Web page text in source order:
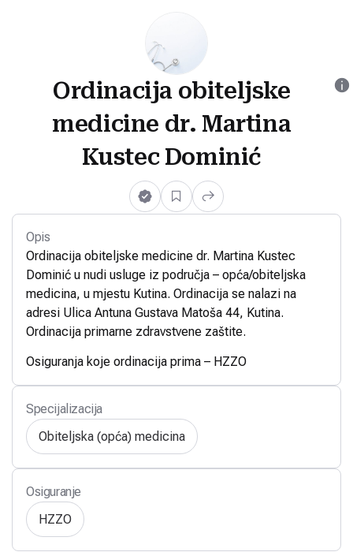
Ordinacija obiteljske
medicine dr. Martina
Kustec Dominić
Opis
Ordinacija obiteljske medicine dr. Martina Kustec
Dominić u nudi usluge iz područja – opća/obiteljska
medicina, u mjestu Kutina. Ordinacija se nalazi na
adresi Ulica Antuna Gustava Matoša 44, Kutina.
Ordinacija primarne zdravstvene zaštite.
Osiguranja koje ordinacija prima – HZZO
Specijalizacija
Obiteljska (opća) medicina
Osiguranje
HZZO